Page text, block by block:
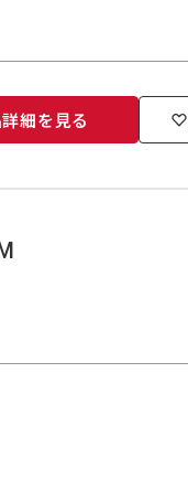
細を見る